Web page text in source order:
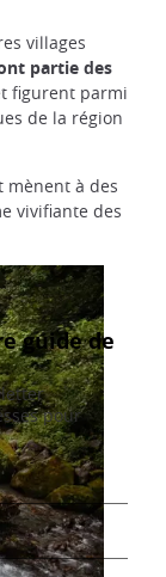
villages
partie des
figurent parmi
de la région
mènent à des
vivifiante des